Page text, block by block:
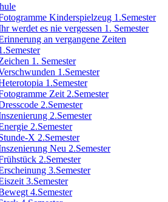
Kinderspielzeug 1.Semester
werdet es nie vergessen 1. Semester
an vergangene Zeiten
1. Semester
1.Semester
1.Semester
Zeit 2.Semester
2.Semester
2.Semester
2.Semester
X 2.Semester
Neu 2.Semester
2.Semester
3.Semester
3.Semester
4.Semester